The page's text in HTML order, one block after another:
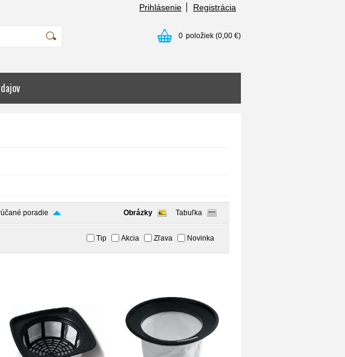
Prihlásenie Registrácia
0 položiek (0,00 €)
poradie Obrázky Tabuľka
Tip Akcia Zľava Novinka